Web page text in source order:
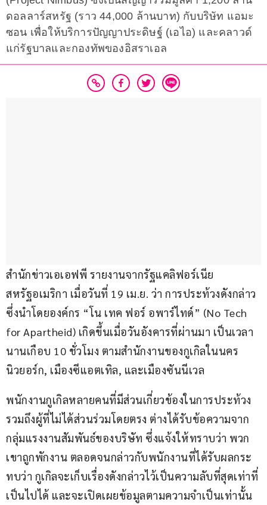
ดอลลาร์สหรัฐ (ราว 44,000 ล้านบาท) กับบริษัท แอมะ
ซอน เพื่อให้บริการปัญญาประดิษฐ์ (เอไอ) และคลาวด์
แก่รัฐบาลและกองทัพของอิสราเอล
สำนักข่าวเอเอฟพี รายงานจากรัฐแคลิฟอร์เนีย
สหรัฐอเมริกา เมื่อวันที่ 19 เม.ย. ว่า การประท้วงดังกล่าว
ซึ่งนำโดยองค์กร “โน เทค ฟอร์ อพาร์ไทด์” (No Tech
for Apartheid) เกิดขึ้นเมื่อวันอังคารที่ผ่านมา เป็นเวลา
นานเกือบ 10 ชั่วโมง ตามสำนักงานของกูเกิลในนคร
นิวยอร์ก, เมืองซีแอตเทิล, และเมืองซันนีเวล
พนักงานกูเกิลหลายคนที่มีส่วนเกี่ยวข้องในการประท้วง
รวมถึงผู้ที่ไม่ได้ส่วนร่วมโดยตรง ต่างได้รับข้อความจาก
กลุ่มแรงงานสัมพันธ์ของบริษัท ซึ่งแจ้งให้ทราบว่า พวก
เขาถูกพักงาน ตลอดจนกล่าวกับพนักงานที่ได้รับผลกระ
ทบว่า กูเกิลจะเก็บเรื่องดังกล่าวไว้เป็นความลับที่สุดเท่าที่
เป็นไปได้ และจะเปิดเผยข้อมูลตามความจำเป็นเท่านั้น